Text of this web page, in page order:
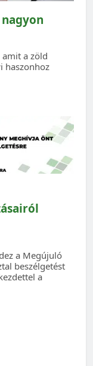
a zöld
haszonhoz
a Megújuló
beszélgetést
a